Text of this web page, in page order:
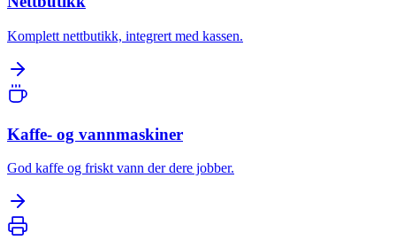
Komplett nettbutikk, integrert med kassen.
Kaffe- og vannmaskiner
God kaffe og friskt vann der dere jobber.